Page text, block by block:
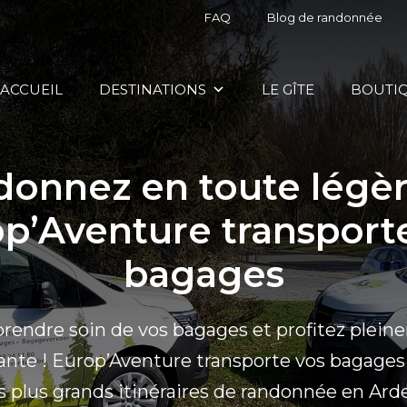
FAQ Blog de randonnée
ACCUEIL DESTINATIONS LE GÎTE
en toute
bagages
soin de vos bagages et profitez
! Europ’Aventure transporte vos
plus grands itinéraires de randonnée en